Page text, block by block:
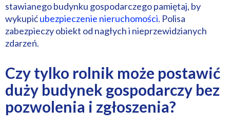
stawianego budynku gospodarczego pamiętaj, by
wykupićubezpieczenie nieruchomości. Polisa
zabezpieczy obiekt od nagłych i nieprzewidzianych
zdarzeń.
Czy tylko rolnik może postawić
duży budynek gospodarczy bez
pozwolenia i zgłoszenia?